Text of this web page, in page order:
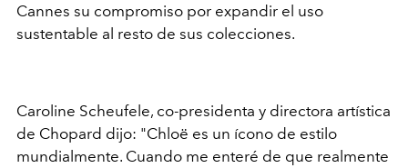
Cannes su compromiso por expandir el uso
sustentable al resto de sus colecciones.
Caroline Scheufele, co-presidenta y directora artística
de Chopard dijo: "Chloë es un ícono de estilo
mundialmente. Cuando me enteré de que realmente